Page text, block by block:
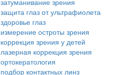
затуманивание зрения
защита глаз от ультрафиолета
здоровье глаз
измерение остроты зрения
коррекция зрения у детей
лазерная коррекция зрения
ортокератология
подбор контактных линз